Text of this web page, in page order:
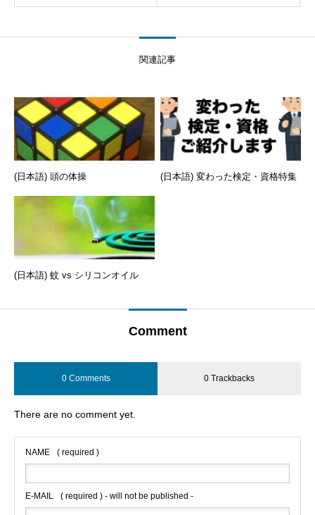
関連記事
(日本語) 頭の体操 (日本語) 変わった検定・資格特集
(日本語) 蚊 vs シリコンオイル
Comment
0 Comments 0 Trackbacks
There are no comment yet.
NAME ( required )
E-MAIL ( required ) - will not be published -